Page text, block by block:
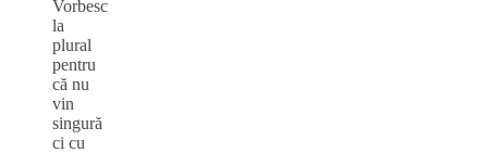
Vorbesc
la
plural
pentru
că nu
vin
singură
ci cu